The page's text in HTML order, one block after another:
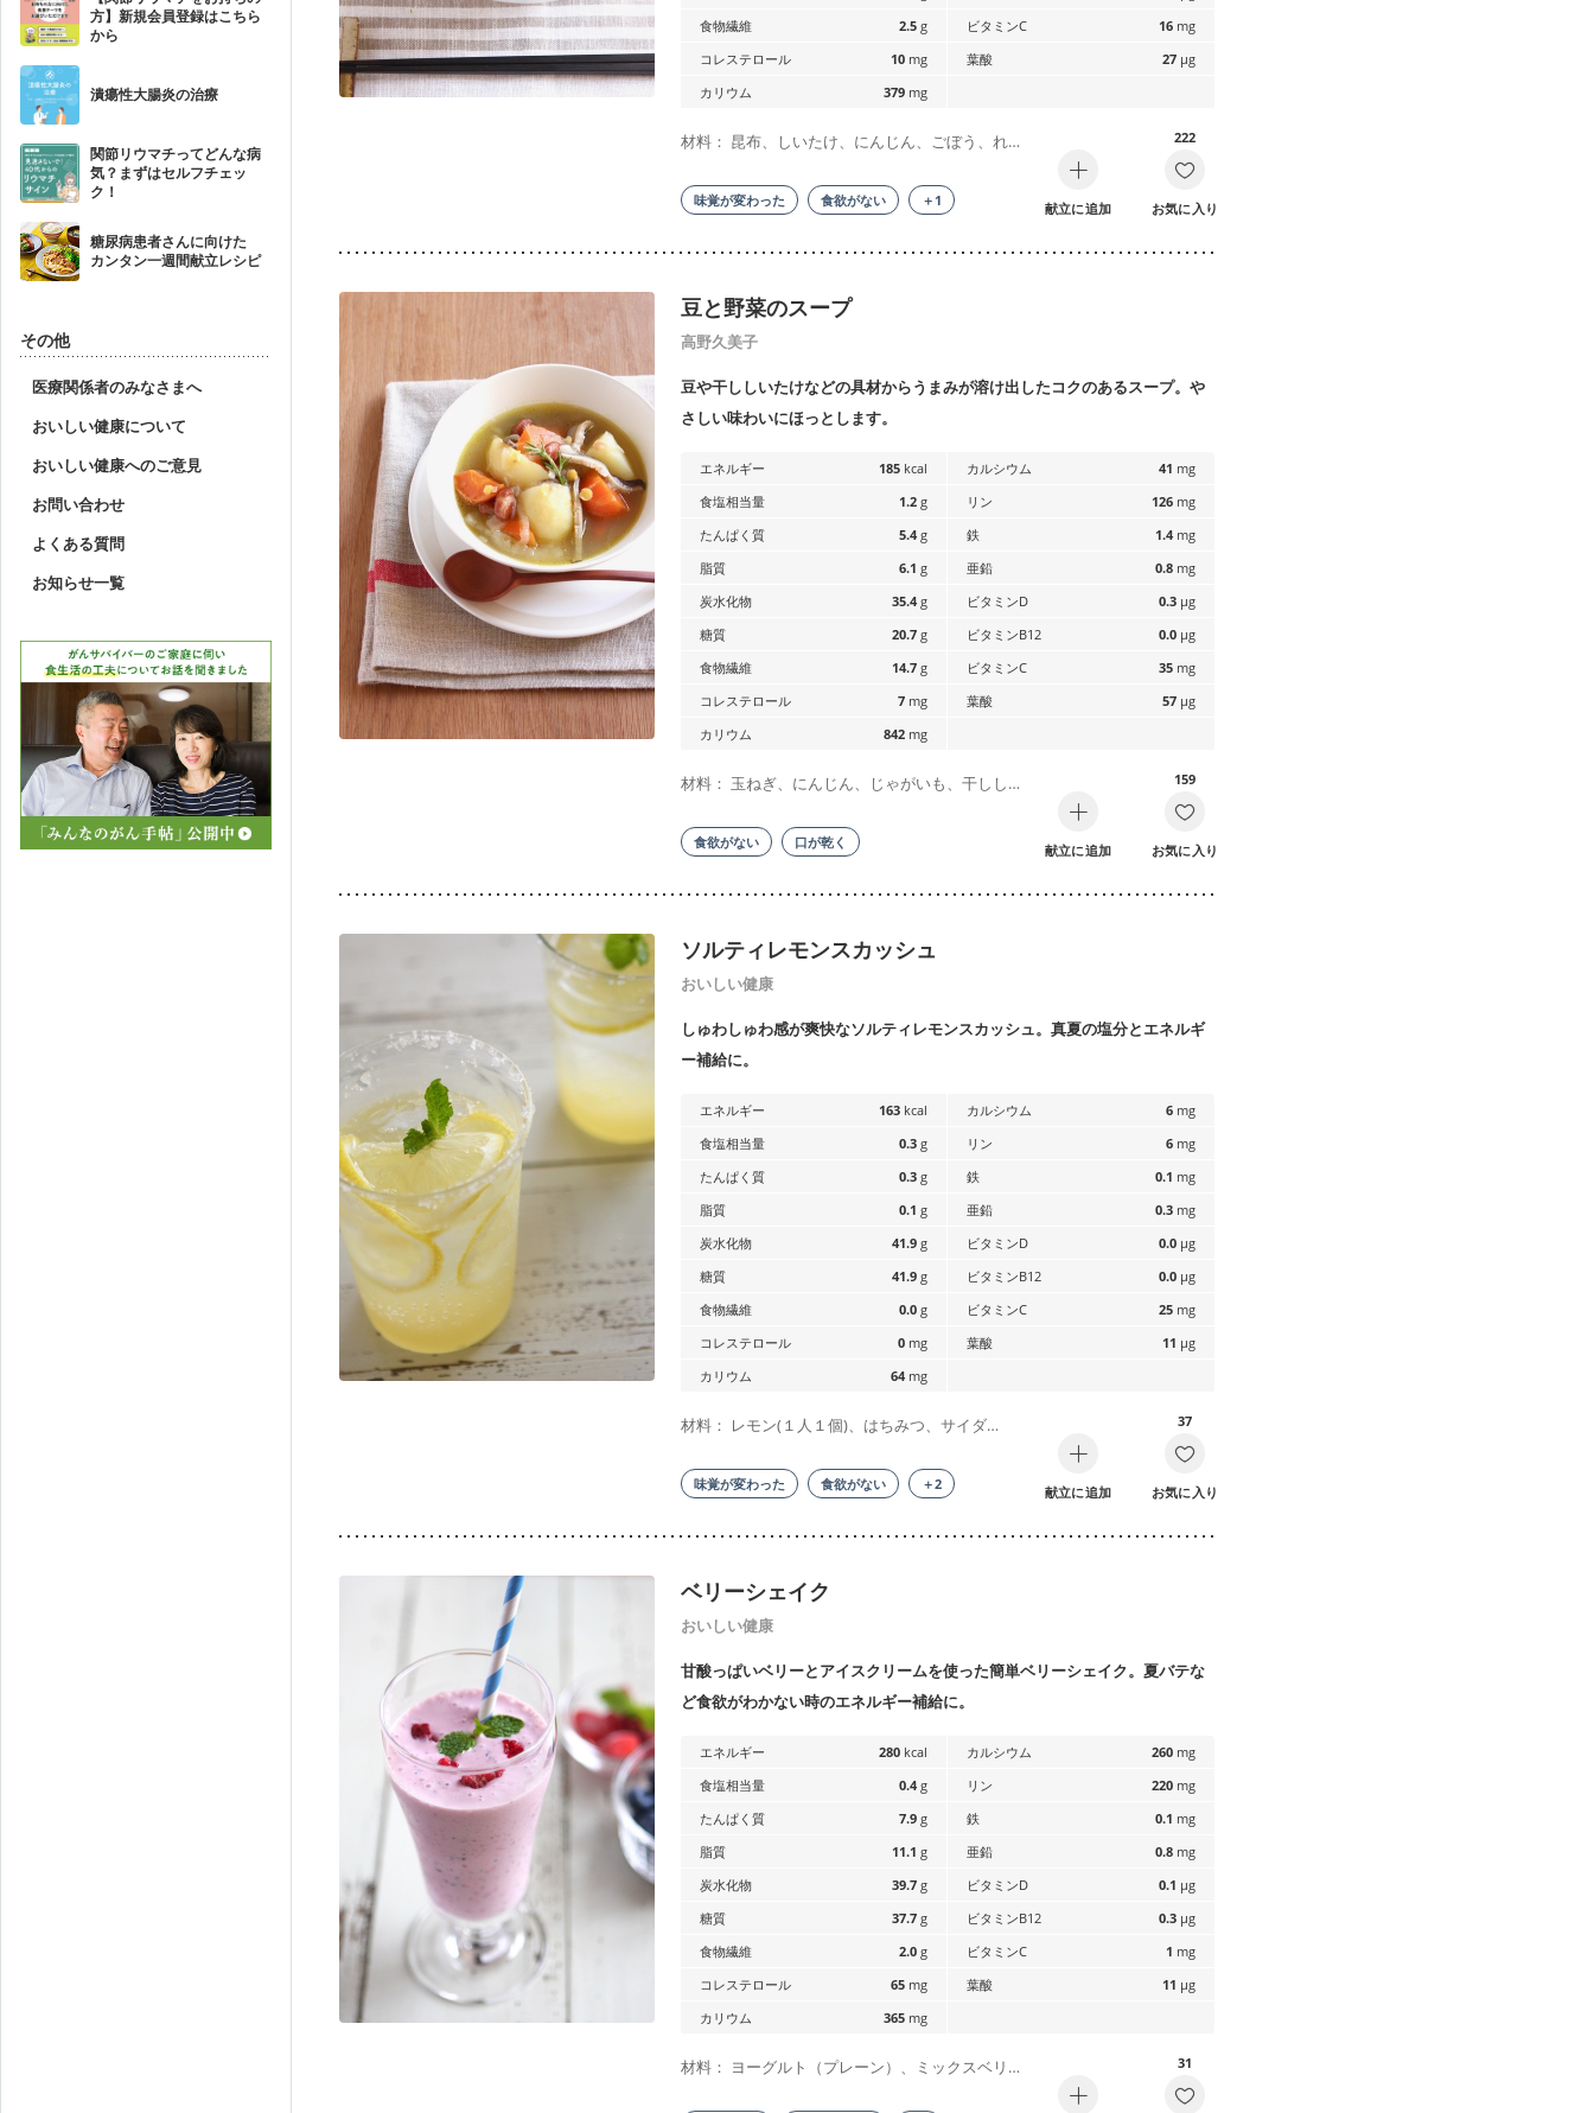
方】新規会員登録はこちら
から
潰瘍性大腸炎の治療
関節リウマチってどんな病
気？まずはセルフチェッ
ク！
糖尿病患者さんに向けた
カンタン一週間献立レシピ
その他
医療関係者のみなさまへ
おいしい健康について
おいしい健康へのご意見
お問い合わせ
よくある質問
お知らせ一覧
食物繊維
2.5 g
コレステロール
10 mg
カリウム
379 mg
ビタミンC
16 mg
葉酸
27 µg
材料： 昆布、しいたけ、にんじん、ごぼう、れ…
味覚が変わった 食欲がない ＋1 献立に追加
222
お気に入り
豆と野菜のスープ
高野久美子
豆や干ししいたけなどの具材からうまみが溶け出したコクのあるスープ。や
さしい味わいにほっとします。
エネルギー 185 kcal
食塩相当量
1.2 g
たんぱく質
5.4 g
脂質
6.1 g
炭水化物
35.4 g
糖質
20.7 g
食物繊維
14.7 g
コレステロール
7 mg
カリウム
842 mg
カルシウム 41 mg
リン
126 mg
鉄
1.4 mg
亜鉛
0.8 mg
ビタミンD
0.3 µg
ビタミンB12
0.0 µg
ビタミンC
35 mg
葉酸
57 µg
材料： 玉ねぎ、にんじん、じゃがいも、干しし…
食欲がない 口が乾く 献立に追加
159
お気に入り
ソルティレモンスカッシュ
おいしい健康
しゅわしゅわ感が爽快なソルティレモンスカッシュ。真夏の塩分とエネルギ
ー補給に。
エネルギー 163 kcal
食塩相当量
0.3 g
たんぱく質
0.3 g
脂質
0.1 g
炭水化物
41.9 g
糖質
41.9 g
食物繊維
0.0 g
コレステロール
0 mg
カリウム
64 mg
カルシウム 6 mg
リン
6 mg
鉄
0.1 mg
亜鉛
0.3 mg
ビタミンD
0.0 µg
ビタミンB12
0.0 µg
ビタミンC
25 mg
葉酸
11 µg
材料： レモン(１人１個)、はちみつ、サイダ…
味覚が変わった 食欲がない ＋2 献立に追加
37
お気に入り
ベリーシェイク
おいしい健康
甘酸っぱいベリーとアイスクリームを使った簡単ベリーシェイク。夏バテな
ど食欲がわかない時のエネルギー補給に。
エネルギー 280 kcal
食塩相当量
0.4 g
たんぱく質
7.9 g
脂質
11.1 g
炭水化物
39.7 g
糖質
37.7 g
食物繊維
2.0 g
コレステロール
65 mg
カリウム
365 mg
カルシウム 260 mg
リン
220 mg
鉄
0.1 mg
亜鉛
0.8 mg
ビタミンD
0.1 µg
ビタミンB12
0.3 µg
ビタミンC
1 mg
葉酸
11 µg
材料： ヨーグルト（プレーン）、ミックスベリ… 31